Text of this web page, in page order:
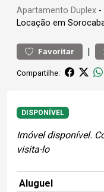
Apartamento Duplex -
Locação em
Favoritar |
Compartilhe:
DISPONÍVEL
Imóvel disponível.
visita-lo
Aluguel